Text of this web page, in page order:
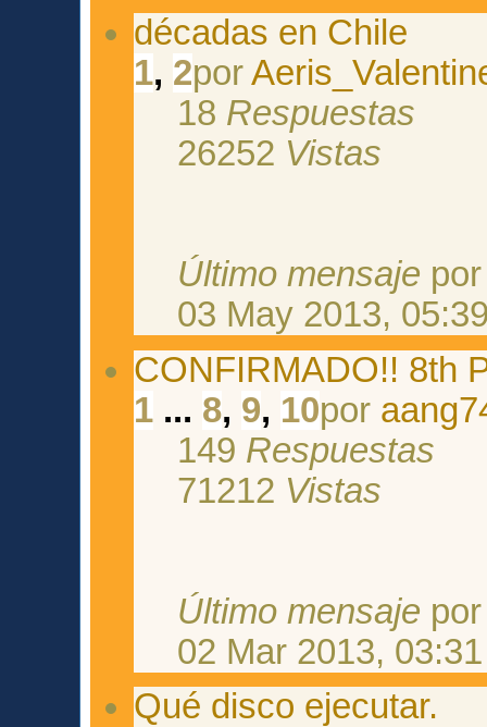
décadas en Chile
1, 2por
18 Respuestas
26252 Vistas
Último mensaje
03 May 2013,
CONFIRMADO!! 8th
1 ... 8, 9, 10por
149 Respuestas
71212 Vistas
Último mensaje
02 Mar 2013, 03:31
Qué disco ejecutar.